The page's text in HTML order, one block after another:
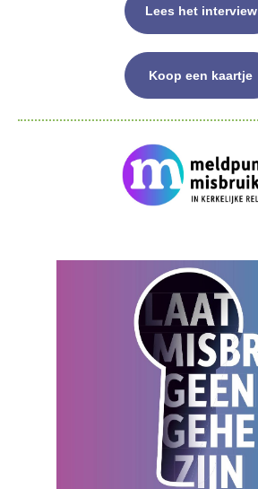
Lees het interview
Koop een kaartje